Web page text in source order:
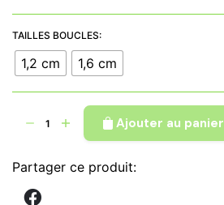
TAILLES BOUCLES:
1,2 cm 1,6 cm
d'oreilles
Puce
Ajouter au panier
Partager ce produit: